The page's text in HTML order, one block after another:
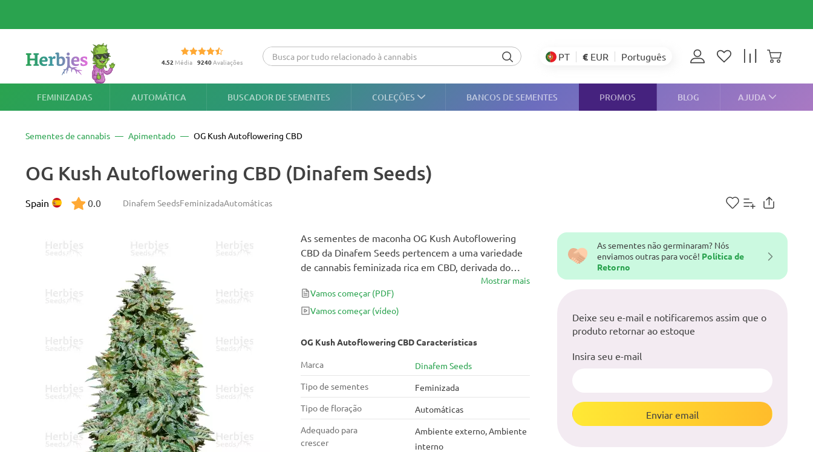
4.52 Média 9240Avaliações PT € EUR Português
FEMINIZADAS AUTOMÁTICA BUSCADOR DE SEMENTES COLEÇÕES BANCOS DE SEMENTES PROMOS BLOG AJUDA
Sementes de cannabis Apimentado OG Kush Autoflowering CBD
OG Kush Autoflowering CBD (Dinafem Seeds)
Dinafem SeedsFeminizadaAutomáticas
Spain 0.0
OG Kush Autoflowering CBD Características
Marca
Dinafem Seeds
Tipo de sementes
Feminizada
Tipo de floração
Automáticas
Adequado para
crescer
Ambiente externo, Ambiente
interno
As sementes de maconha OG Kush Autoflowering
CBD da Dinafem Seeds pertencem a uma variedade
de cannabis feminizada rica em CBD, derivada do
cruzamento entre uma OG Kush Auto e uma Auto
CBD.
Mostrar mais
Vamos começar (PDF)
Vamos começar(vídeo)
As sementes não germinaram? Nós
enviamos outras para você! Política de
Retorno
Deixe seu e-mail e notificaremos assim que o
produto retornar ao estoque
Insira seu e-mail
Enviar email